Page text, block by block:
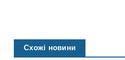
Схожі новини